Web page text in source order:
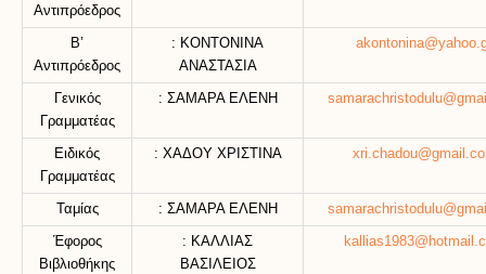
Αντιπρόεδρος
Β’
Αντιπρόεδρος
: ΚΟΝΤΟΝΙΝΑ
ΑΝΑΣΤΑΣΙΑ
Γενικός
Γραμματέας
: ΣΑΜΑΡΑ ΕΛΕΝΗ
Ειδικός
Γραμματέας
: ΧΑΔΟΥ ΧΡΙΣΤΙΝΑ
Ταμίας : ΣΑΜΑΡΑ ΕΛΕΝΗ
Έφορος
Βιβλιοθήκης
: ΚΑΛΛΙΑΣ
ΒΑΣΙΛΕΙΟΣ